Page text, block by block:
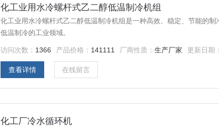
化工业用水冷螺杆式乙二醇低温制冷机组
化工业用水冷螺杆式乙二醇低温制冷机组是一种高效、稳定、节能的
低温制冷的工业领域。
访问次数： 1366 产品价格： 141111 厂商性质：生产厂家 更新日期：
查看详情 在线留言
化工厂冷水循环机